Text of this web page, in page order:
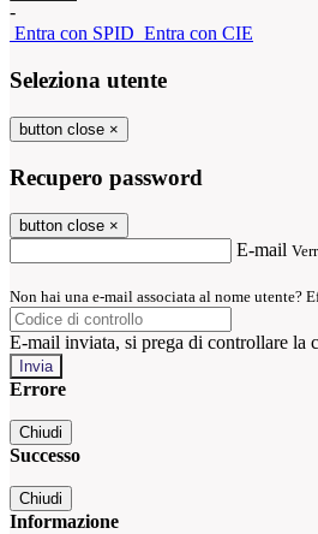
-
Entra con SPID Entra con CIE
Seleziona utente
button close ×
Recupero password
button close ×
E-mail
Non hai una e-mail associata al nome utente?
E-mail inviata, si prega di controllare la
Errore
Chiudi
Successo
Chiudi
Informazione